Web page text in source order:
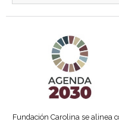
Fundación Carolina se alinea